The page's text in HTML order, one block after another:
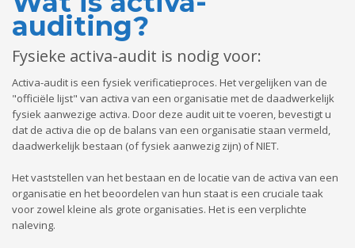
auditing?
Fysieke activa-audit is nodig voor:
Activa-audit is een fysiek verificatieproces. Het vergelijken van de
"officiële lijst" van activa van een organisatie met de daadwerkelijk
fysiek aanwezige activa. Door deze audit uit te voeren, bevestigt u
dat de activa die op de balans van een organisatie staan ​​vermeld,
daadwerkelijk bestaan ​​(of fysiek aanwezig zijn) of NIET.
Het vaststellen van het bestaan ​​en de locatie van de activa van een
organisatie en het beoordelen van hun staat is een cruciale taak
voor zowel kleine als grote organisaties. Het is een verplichte
naleving.